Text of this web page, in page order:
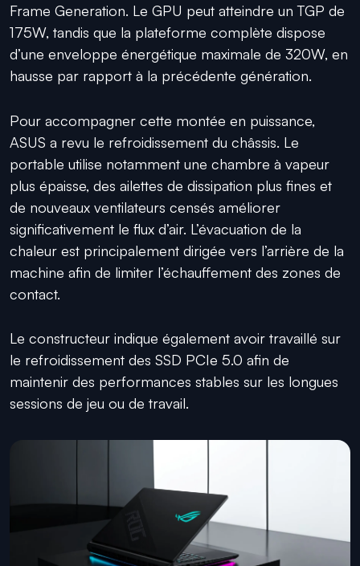
Frame Generation. Le GPU peut atteindre un TGP de
175W, tandis que la plateforme complète dispose
d’une enveloppe énergétique maximale de 320W, en
hausse par rapport à la précédente génération.
Pour accompagner cette montée en puissance,
ASUS a revu le refroidissement du châssis. Le
portable utilise notamment une chambre à vapeur
plus épaisse, des ailettes de dissipation plus fines et
de nouveaux ventilateurs censés améliorer
significativement le flux d’air. L’évacuation de la
chaleur est principalement dirigée vers l’arrière de la
machine afin de limiter l’échauffement des zones de
contact.
Le constructeur indique également avoir travaillé sur
le refroidissement des SSD PCIe 5.0 afin de
maintenir des performances stables sur les longues
sessions de jeu ou de travail.